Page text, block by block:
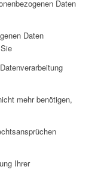
Daten
Daten
mehr benötigen,
Ihrer